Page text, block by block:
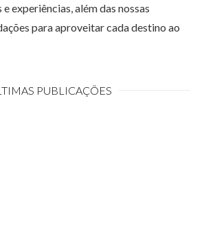
experiências, além das nossas
para aproveitar cada destino ao
PUBLICAÇÕES